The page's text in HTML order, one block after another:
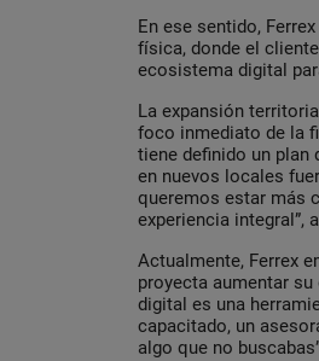
En ese sentido,
física, donde el
ecosistema digital
La expansión
foco inmediato de la
tiene definido un plan
en nuevos locales
queremos estar más
experiencia integral”,
Actualmente, Ferrex
proyecta aumentar
digital es una
capacitado, un
algo que no